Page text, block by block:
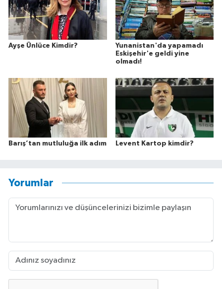
Ayşe Ünlüce Kimdir?
Yunanistan'da yapamadı
Eskişehir'e geldi yine
olmadı!
Barış’tan mutluluğa ilk adım Levent Kartop kimdir?
Yorumlar